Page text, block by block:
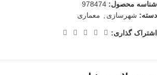
شناسه محصول: 978474
دسته: شهرسازی , معماری
اشتراک گذاری: